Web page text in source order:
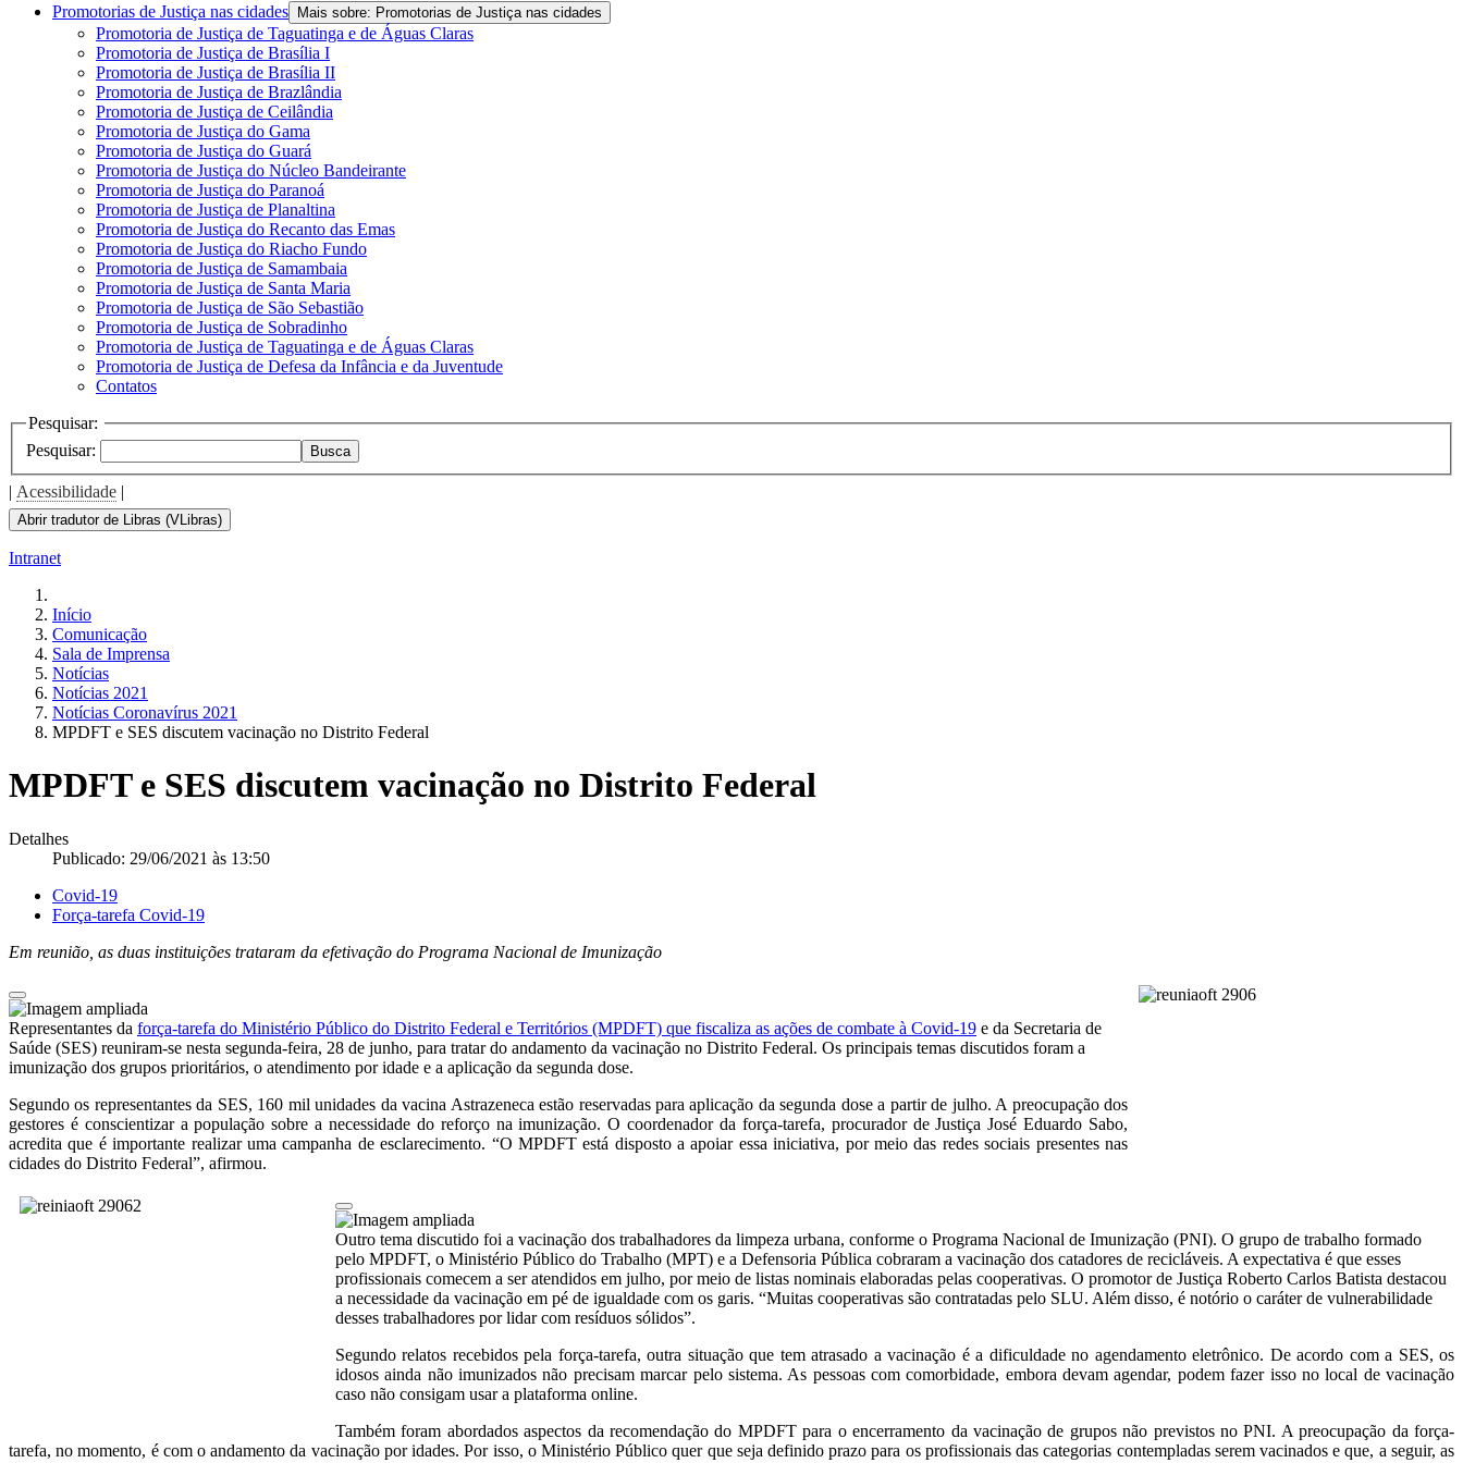
Promotorias de Justiça nas cidades
Mais sobre: Promotorias de Justiça nas cidades
Promotoria de Justiça de Taguatinga e de Águas Claras
Promotoria de Justiça de Brasília I
Promotoria de Justiça de Brasília II
Promotoria de Justiça de Brazlândia
Promotoria de Justiça de Ceilândia
Promotoria de Justiça do Gama
Promotoria de Justiça do Guará
Promotoria de Justiça do Núcleo Bandeirante
Promotoria de Justiça do Paranoá
Promotoria de Justiça de Planaltina
Promotoria de Justiça do Recanto das Emas
Promotoria de Justiça do Riacho Fundo
Promotoria de Justiça de Samambaia
Promotoria de Justiça de Santa Maria
Promotoria de Justiça de São Sebastião
Promotoria de Justiça de Sobradinho
Promotoria de Justiça de Taguatinga e de Águas Claras
Promotoria de Justiça de Defesa da Infância e da Juventude
Contatos
Pesquisar:
Pesquisar:
Busca
| Acessibilidade |
Abrir tradutor de Libras (VLibras)
Intranet
Início
Comunicação
Sala de Imprensa
Notícias
Notícias 2021
Notícias Coronavírus 2021
MPDFT e SES discutem vacinação no Distrito Federal
MPDFT e SES discutem vacinação no Distrito Federal
Detalhes
Publicado: 29/06/2021 às 13:50
Covid-19
Força-tarefa Covid-19
Em reunião, as duas instituições trataram da efetivação do Programa Nacional de Imunização
Representantes da força-tarefa do Ministério Público do Distrito Federal e Territórios (MPDFT) que fiscaliza as ações de combate à Covid-19 e da Secretaria de
Saúde (SES) reuniram-se nesta segunda-feira, 28 de junho, para tratar do andamento da vacinação no Distrito Federal. Os principais temas discutidos foram a
imunização dos grupos prioritários, o atendimento por idade e a aplicação da segunda dose.
Segundo os representantes da SES, 160 mil unidades da vacina Astrazeneca estão reservadas para aplicação da segunda dose a partir de julho. A preocupação dos
gestores é conscientizar a população sobre a necessidade do reforço na imunização. O coordenador da força-tarefa, procurador de Justiça José Eduardo Sabo,
acredita que é importante realizar uma campanha de esclarecimento. “O MPDFT está disposto a apoiar essa iniciativa, por meio das redes sociais presentes nas
cidades do Distrito Federal”, afirmou.
Outro tema discutido foi a vacinação dos trabalhadores da limpeza urbana, conforme o Programa Nacional de Imunização (PNI). O grupo de trabalho formado
pelo MPDFT, o Ministério Público do Trabalho (MPT) e a Defensoria Pública cobraram a vacinação dos catadores de recicláveis. A expectativa é que esses
profissionais comecem a ser atendidos em julho, por meio de listas nominais elaboradas pelas cooperativas. O promotor de Justiça Roberto Carlos Batista destacou
a necessidade da vacinação em pé de igualdade com os garis. “Muitas cooperativas são contratadas pelo SLU. Além disso, é notório o caráter de vulnerabilidade
desses trabalhadores por lidar com resíduos sólidos”.
Segundo relatos recebidos pela força-tarefa, outra situação que tem atrasado a vacinação é a dificuldade no agendamento eletrônico. De acordo com a SES, os
idosos ainda não imunizados não precisam marcar pelo sistema. As pessoas com comorbidade, embora devam agendar, podem fazer isso no local de vacinação
caso não consigam usar a plataforma online.
Também foram abordados aspectos da recomendação do MPDFT para o encerramento da vacinação de grupos não previstos no PNI. A preocupação da força-
tarefa, no momento, é com o andamento da vacinação por idades. Por isso, o Ministério Público quer que seja definido prazo para os profissionais das categorias contempladas serem vacinados e que, a seguir, as